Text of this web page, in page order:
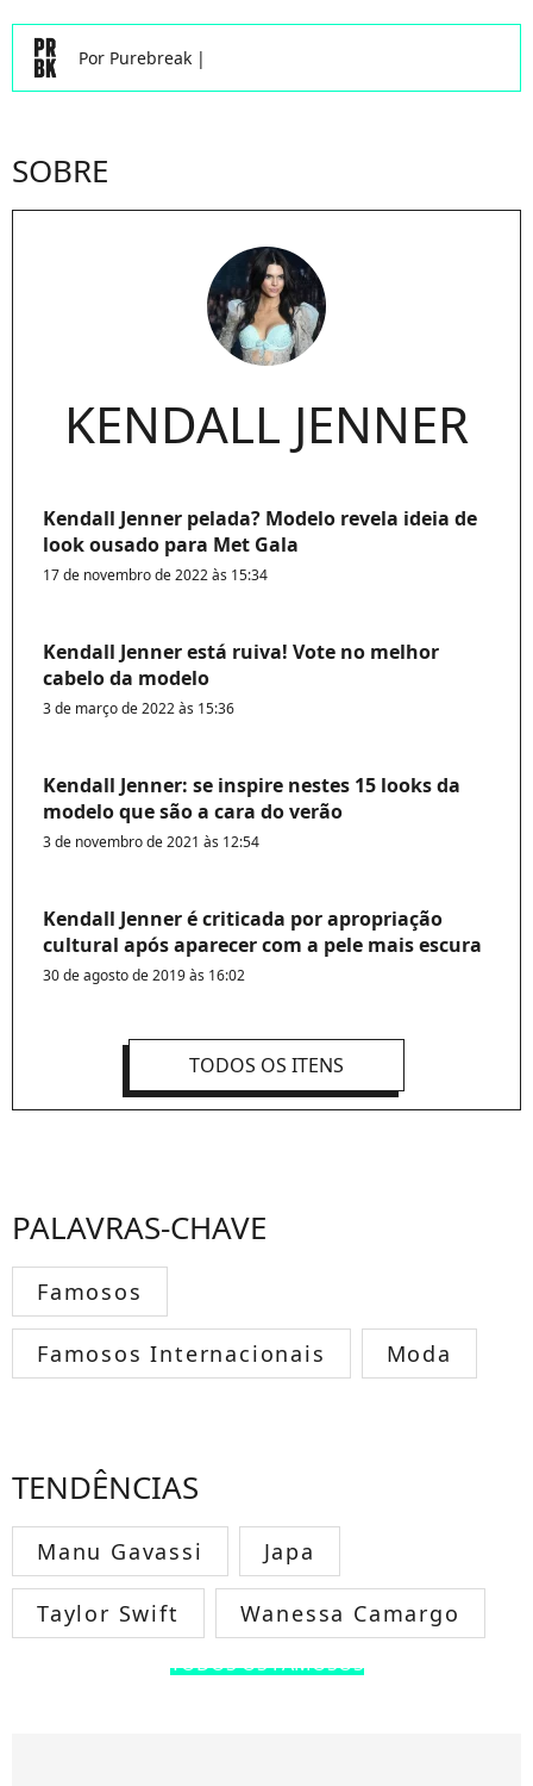
Por Purebreak |
SOBRE
KENDALL JENNER
Kendall Jenner pelada? Modelo revela ideia de
look ousado para Met Gala
17 de novembro de 2022 às 15:34
Kendall Jenner está ruiva! Vote no melhor
cabelo da modelo
3 de março de 2022 às 15:36
Kendall Jenner: se inspire nestes 15 looks da
modelo que são a cara do verão
3 de novembro de 2021 às 12:54
Kendall Jenner é criticada por apropriação
cultural após aparecer com a pele mais escura
30 de agosto de 2019 às 16:02
TODOS OS ITENS
PALAVRAS-CHAVE
Famosos
Famosos Internacionais Moda
TENDÊNCIAS
Manu Gavassi Japa
Taylor Swift Wanessa Camargo
TODOS OS FAMOSOS